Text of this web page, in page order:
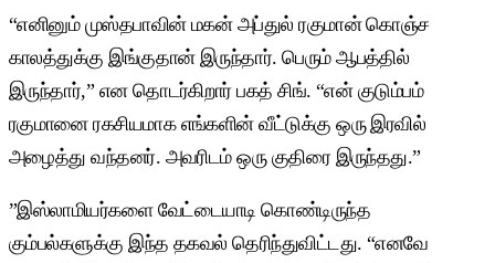
“எனினும் முஸ்தபாவின் மகன் அப்துல் ரகுமான் கொஞ்ச
காலத்துக்கு இங்குதான் இருந்தார். பெரும் ஆபத்தில்
இருந்தார்,” என தொடர்கிறார் பகத் சிங். “என் குடும்பம்
ரகுமானை ரகசியமாக எங்களின் வீட்டுக்கு ஒரு இரவில்
அழைத்து வந்தனர். அவரிடம் ஒரு குதிரை இருந்தது.”
”இஸ்லாமியர்களை வேட்டையாடி கொண்டிருந்த
கும்பல்களுக்கு இந்த தகவல் தெரிந்துவிட்டது. “எனவே